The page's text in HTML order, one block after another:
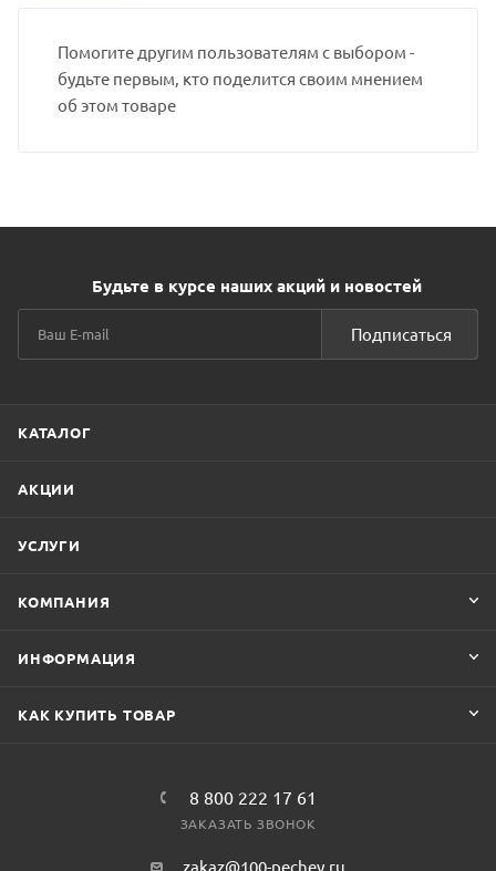
Помогите другим пользователям с выбором -
будьте первым, кто поделится своим мнением
об этом товаре
Будьте в курсе наших акций и новостей
Подписаться
КАТАЛОГ
АКЦИИ
УСЛУГИ
КОМПАНИЯ
ИНФОРМАЦИЯ
КАК КУПИТЬ ТОВАР
8 800 222 17 61
ЗАКАЗАТЬ ЗВОНОК
zakaz@100-pechey.ru